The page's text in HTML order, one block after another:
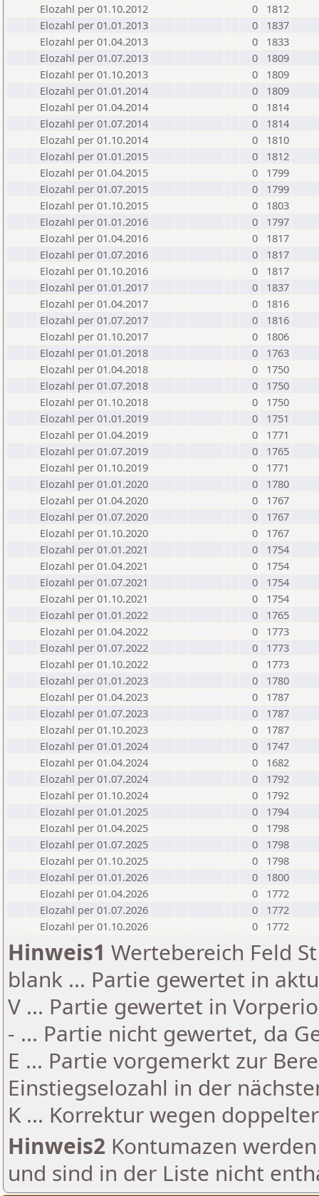
Elozahl per 01.10.2012
0
1812
Elozahl per 01.01.2013
0
1837
Elozahl per 01.04.2013
0
1833
Elozahl per 01.07.2013
0
1809
Elozahl per 01.10.2013
0
1809
Elozahl per 01.01.2014
0
1809
Elozahl per 01.04.2014
0
1814
Elozahl per 01.07.2014
0
1814
Elozahl per 01.10.2014
0
1810
Elozahl per 01.01.2015
0
1812
Elozahl per 01.04.2015
0
1799
Elozahl per 01.07.2015
0
1799
Elozahl per 01.10.2015
0
1803
Elozahl per 01.01.2016
0
1797
Elozahl per 01.04.2016
0
1817
Elozahl per 01.07.2016
0
1817
Elozahl per 01.10.2016
0
1817
Elozahl per 01.01.2017
0
1837
Elozahl per 01.04.2017
0
1816
Elozahl per 01.07.2017
0
1816
Elozahl per 01.10.2017
0
1806
Elozahl per 01.01.2018
0
1763
Elozahl per 01.04.2018
0
1750
Elozahl per 01.07.2018
0
1750
Elozahl per 01.10.2018
0
1750
Elozahl per 01.01.2019
0
1751
Elozahl per 01.04.2019
0
1771
Elozahl per 01.07.2019
0
1765
Elozahl per 01.10.2019
0
1771
Elozahl per 01.01.2020
0
1780
Elozahl per 01.04.2020
0
1767
Elozahl per 01.07.2020
0
1767
Elozahl per 01.10.2020
0
1767
Elozahl per 01.01.2021
0
1754
Elozahl per 01.04.2021
0
1754
Elozahl per 01.07.2021
0
1754
Elozahl per 01.10.2021
0
1754
Elozahl per 01.01.2022
0
1765
Elozahl per 01.04.2022
0
1773
Elozahl per 01.07.2022
0
1773
Elozahl per 01.10.2022
0
1773
Elozahl per 01.01.2023
0
1780
Elozahl per 01.04.2023
0
1787
Elozahl per 01.07.2023
0
1787
Elozahl per 01.10.2023
0
1787
Elozahl per 01.01.2024
0
1747
Elozahl per 01.04.2024
0
1682
Elozahl per 01.07.2024
0
1792
Elozahl per 01.10.2024
0
1792
Elozahl per 01.01.2025
0
1794
Elozahl per 01.04.2025
0
1798
Elozahl per 01.07.2025
0
1798
Elozahl per 01.10.2025
0
1798
Elozahl per 01.01.2026
0
1800
Elozahl per 01.04.2026
0
1772
Elozahl per 01.07.2026
0
1772
Elozahl per 01.10.2026
0 1772
Hinweis1 Wertebereich Feld
blank ... Partie gewertet in
V ... Partie gewertet in
- ... Partie nicht gewertet, da
E ... Partie vorgemerkt zur
Einstiegselozahl in der
K ... Korrektur wegen
Hinweis2 Kontumazen
und sind in der Liste nicht